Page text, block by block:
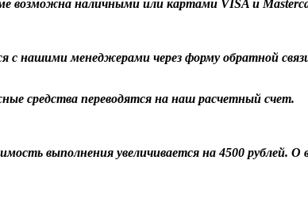
возможна наличными или картами VISA и
с нашими менеджерами через форму обратной
средства переводятся на наш расчетный счет.
выполнения увеличивается на 4500 рублей.